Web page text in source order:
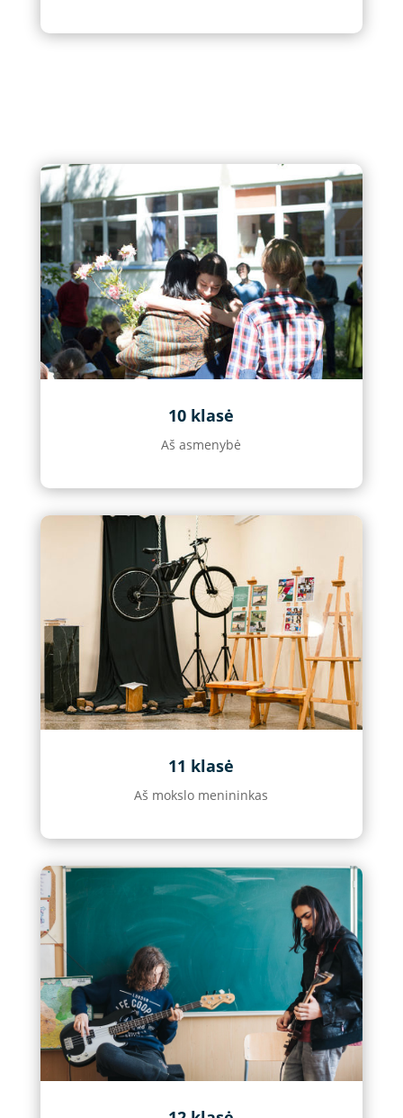
10 klasė
Aš asmenybė
11 klasė
Aš mokslo menininkas